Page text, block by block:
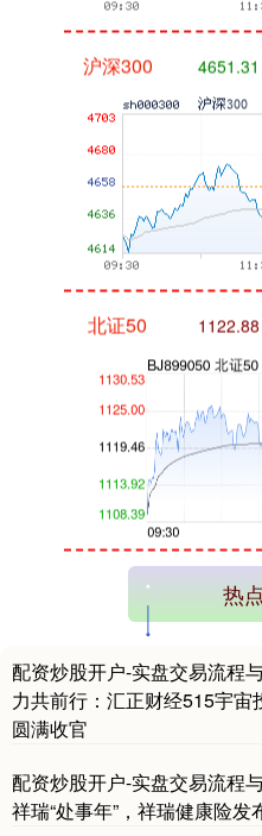
沪深300
北证50
创业板指 3515.56
基金指数 7229.80
热
配资炒股开户-实盘交易流程
力共前行：汇正财经515宇
圆满收官
配资炒股开户-实盘交易流程
祥瑞“处事年”，祥瑞健康险发